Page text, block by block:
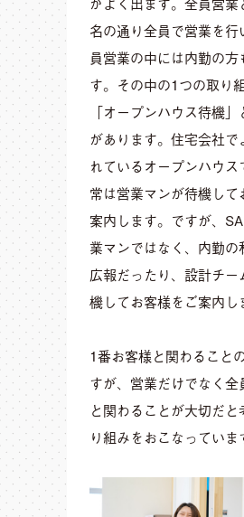
名の通り全員で営業を行
員営業の中には内勤の方
す。その中の1つの取り
「オープンハウス待機
があります。住宅会社で
れているオープンハウス
常は営業マンが待機して
案内します。ですが、
業マンではなく、内勤の
広報だったり、設計チー
機してお客様をご案内し
1番お客様と関わること
すが、営業だけでなく全
と関わることが大切だと
り組みをおこなっていま